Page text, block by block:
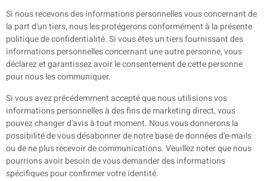
Si nous recevons des informations personnelles vous concernant de
la part d'un tiers, nous les protégerons conformément à la présente
politique de confidentialité. Si vous êtes un tiers fournissant des
informations personnelles concernant une autre personne, vous
déclarez et garantissez avoir le consentement de cette personne
pour nous les communiquer.
Si vous avez précédemment accepté que nous utilisions vos
informations personnelles à des fins de marketing direct, vous
pouvez changer d'avis à tout moment. Nous vous donnerons la
possibilité de vous désabonner de notre base de données d'e-mails
ou de ne plus recevoir de communications. Veuillez noter que nous
pourrions avoir besoin de vous demander des informations
spécifiques pour confirmer votre identité.